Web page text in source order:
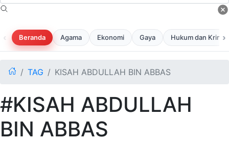
‹ Beranda Agama Ekonomi Gaya Hukum dan ›
TAG KISAH ABDULLAH BIN ABBAS
#KISAH ABDULLAH
BIN ABBAS